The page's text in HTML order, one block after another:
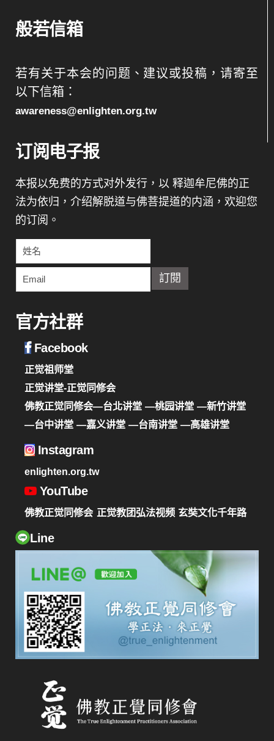
般若信箱
若有关于本会的问题、建议或投稿，请寄至
以下信箱：
awareness@enlighten.org.tw
订阅电子报
本报以免费的方式对外发行，以 释迦牟尼佛的正
法为依归，介绍解脱道与佛菩提道的内涵，欢迎您
的订阅。
官方社群
Facebook
正觉祖师堂
正觉讲堂-正觉同修会
佛教正觉同修会—台北讲堂 —桃园讲堂 —新竹讲堂
—台中讲堂 —嘉义讲堂 —台南讲堂 —高雄讲堂
Instagram
enlighten.org.tw
YouTube
佛教正觉同修会 正觉教团弘法视频 玄奘文化千年路
Line